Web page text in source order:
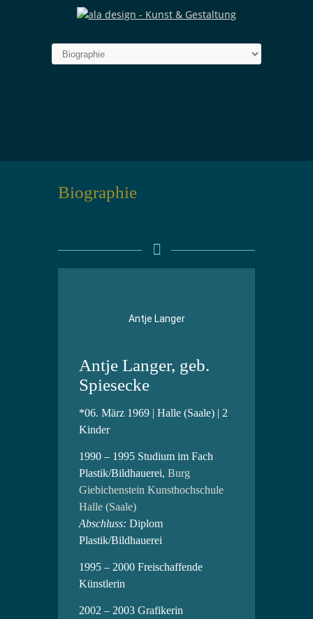
Biographie
Antje Langer
Antje Langer, geb.
Spiesecke
*06. März 1969 | Halle (Saale) | 2
Kinder
1990 – 1995 Studium im Fach
Plastik/Bildhauerei, Burg
Giebichenstein Kunsthochschule
Halle (Saale)
Abschluss: Diplom
Plastik/Bildhauerei
1995 – 2000 Freischaffende
Künstlerin
2002 – 2003 Grafikerin